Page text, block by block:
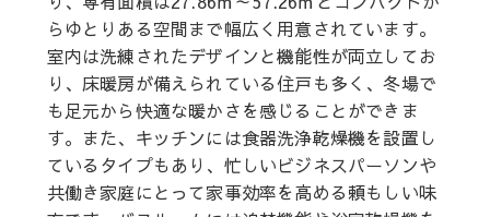
らゆとりある空間まで幅広く用意されています。
室内は洗練されたデザインと機能性が両立してお
り、床暖房が備えられている住戸も多く、冬場で
も足元から快適な暖かさを感じることができま
す。また、キッチンには食器洗浄乾燥機を設置し
ているタイプもあり、忙しいビジネスパーソンや
共働き家庭にとって家事効率を高める頼もしい味